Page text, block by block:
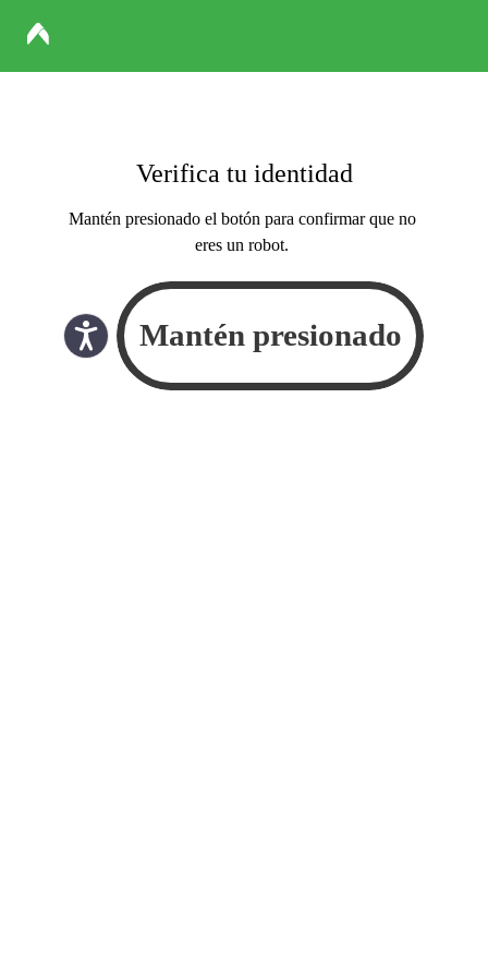
Verifica tu identidad
Mantén presionado el botón para confirmar que no
eres un robot.